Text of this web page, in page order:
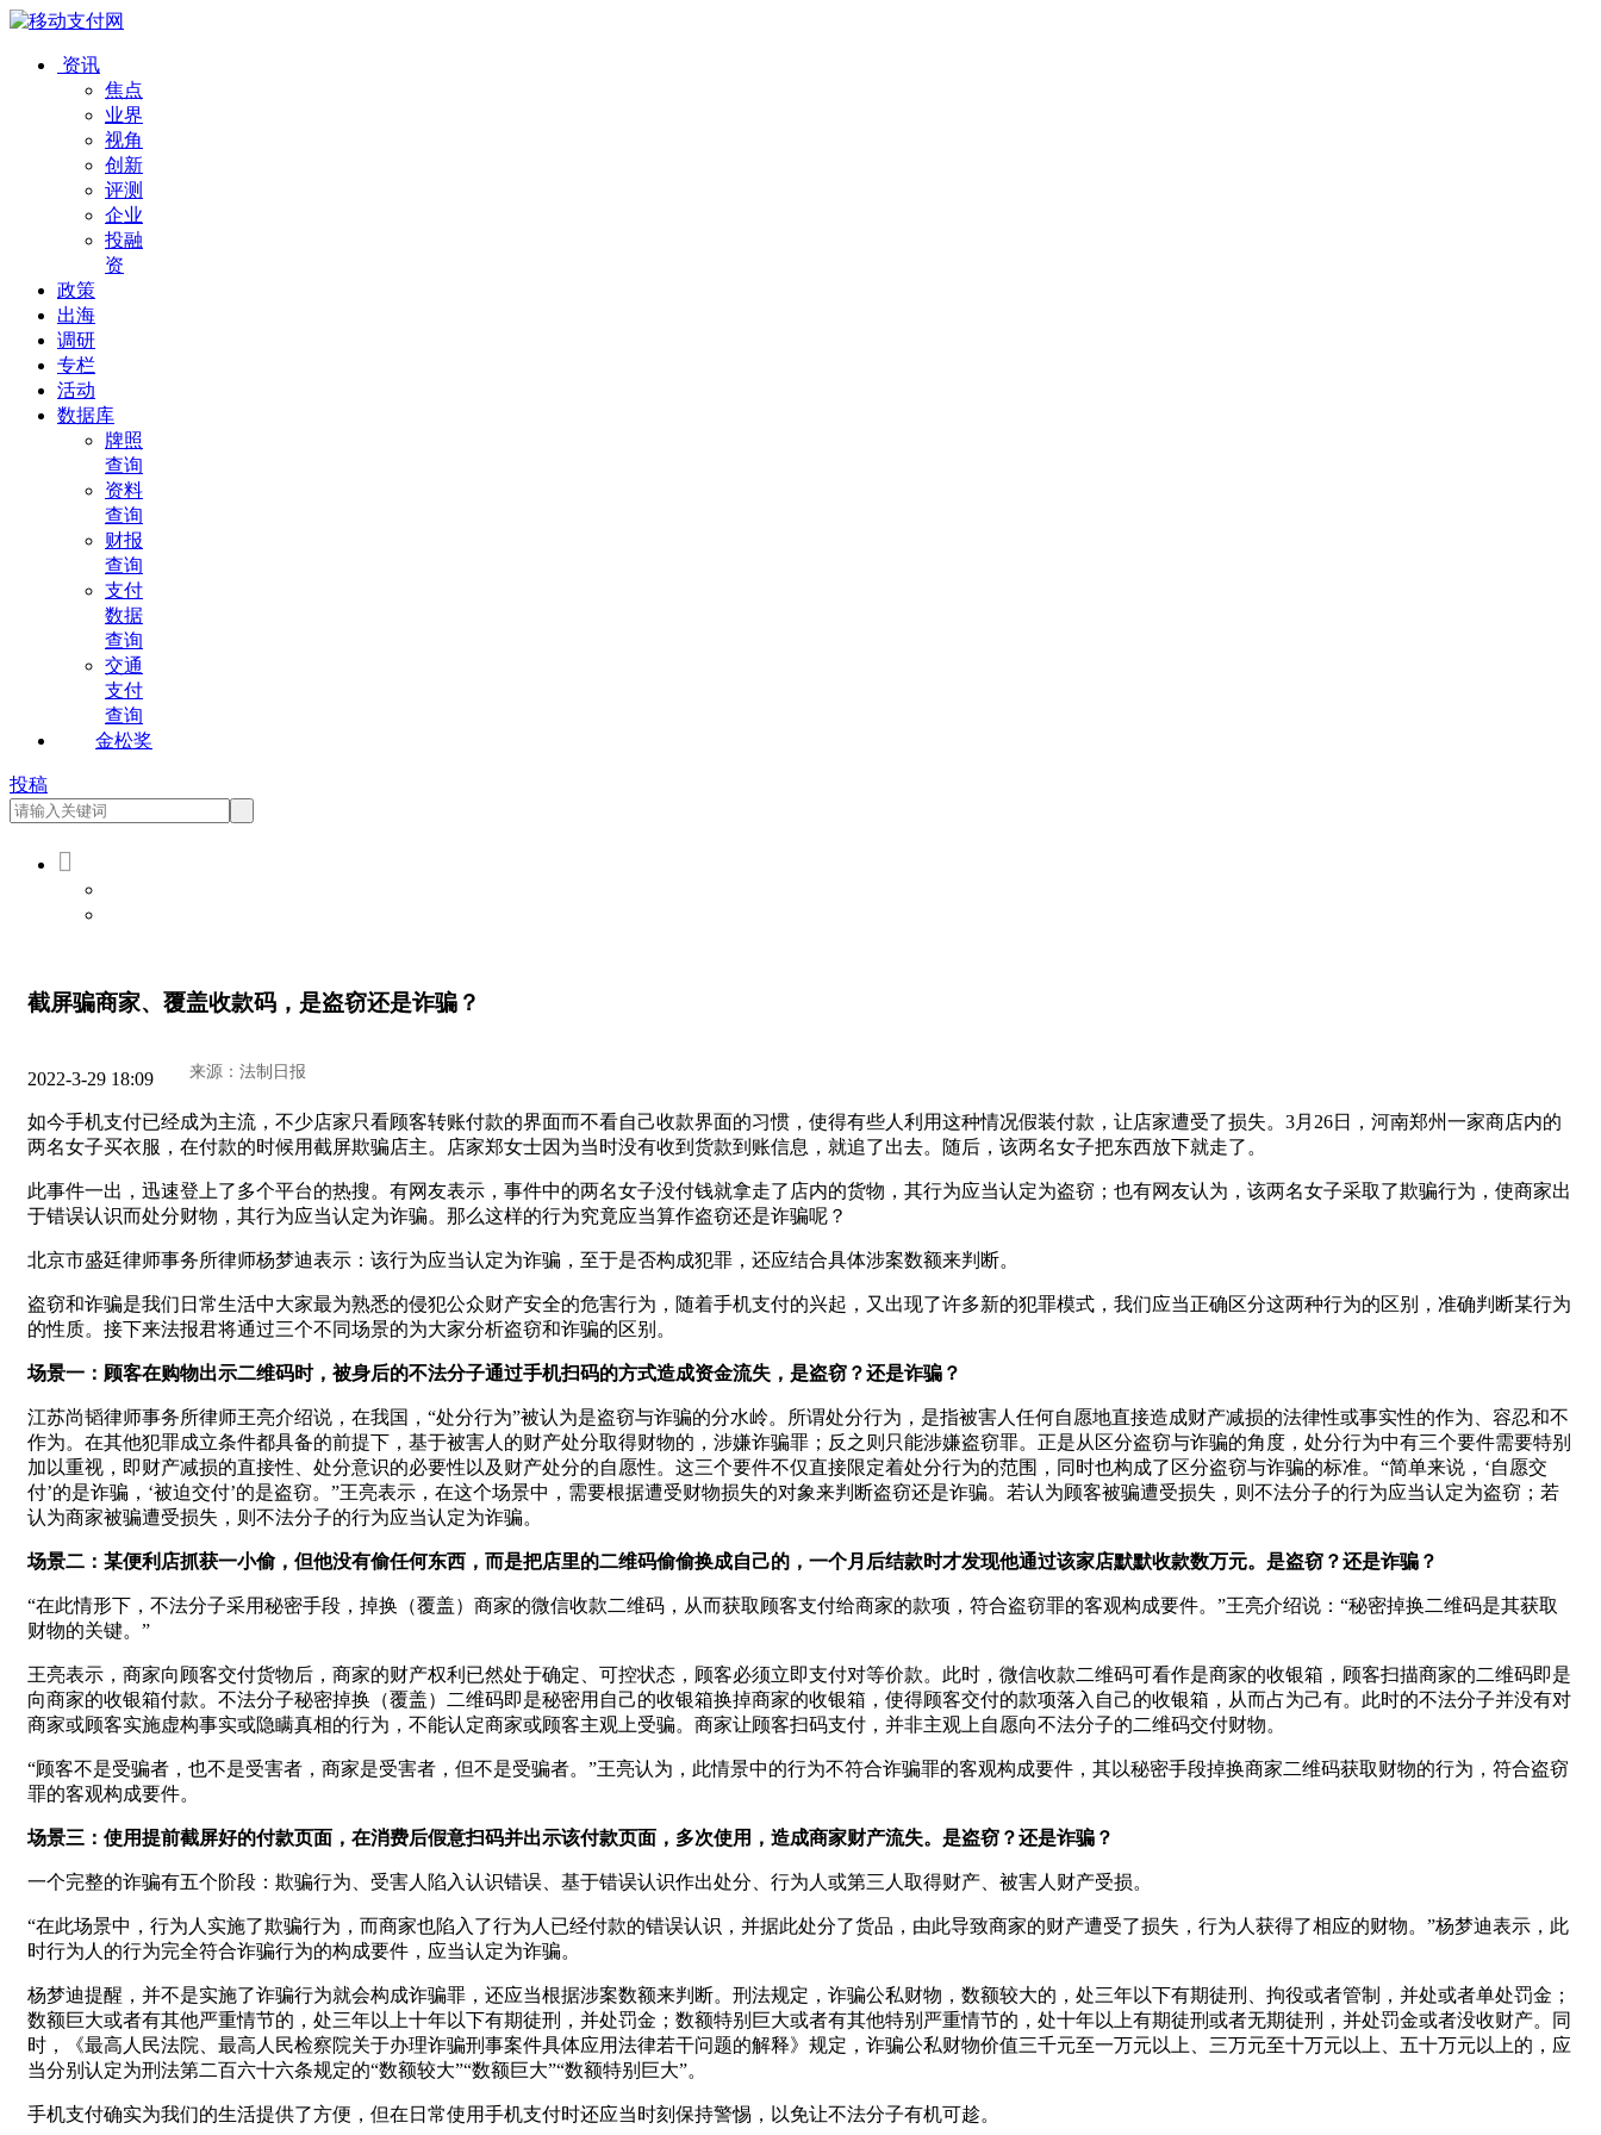
资讯
焦点
业界
视角
创新
评测
企业
投融
资
政策
出海
调研
专栏
活动
数据库
牌照
查询
资料
查询
财报
查询
支付
数据
查询
交通
支付
查询
金松奖
投稿

截屏骗商家、覆盖收款码，是盗窃还是诈骗？
2022-3-29 18:09
如今手机支付已经成为主流，不少店家只看顾客转账付款的界面而不看自己收款界面的习惯，使得有些人利用这种情况假装付款，让店家遭受了损失。3月26日，河南郑州一家商店内的
两名女子买衣服，在付款的时候用截屏欺骗店主。店家郑女士因为当时没有收到货款到账信息，就追了出去。随后，该两名女子把东西放下就走了。
此事件一出，迅速登上了多个平台的热搜。有网友表示，事件中的两名女子没付钱就拿走了店内的货物，其行为应当认定为盗窃；也有网友认为，该两名女子采取了欺骗行为，使商家出
于错误认识而处分财物，其行为应当认定为诈骗。那么这样的行为究竟应当算作盗窃还是诈骗呢？
北京市盛廷律师事务所律师杨梦迪表示：该行为应当认定为诈骗，至于是否构成犯罪，还应结合具体涉案数额来判断。
盗窃和诈骗是我们日常生活中大家最为熟悉的侵犯公众财产安全的危害行为，随着手机支付的兴起，又出现了许多新的犯罪模式，我们应当正确区分这两种行为的区别，准确判断某行为
的性质。接下来法报君将通过三个不同场景的为大家分析盗窃和诈骗的区别。
场景一：顾客在购物出示二维码时，被身后的不法分子通过手机扫码的方式造成资金流失，是盗窃？还是诈骗？
江苏尚韬律师事务所律师王亮介绍说，在我国，“处分行为”被认为是盗窃与诈骗的分水岭。所谓处分行为，是指被害人任何自愿地直接造成财产减损的法律性或事实性的作为、容忍和不
作为。在其他犯罪成立条件都具备的前提下，基于被害人的财产处分取得财物的，涉嫌诈骗罪；反之则只能涉嫌盗窃罪。正是从区分盗窃与诈骗的角度，处分行为中有三个要件需要特别
加以重视，即财产减损的直接性、处分意识的必要性以及财产处分的自愿性。这三个要件不仅直接限定着处分行为的范围，同时也构成了区分盗窃与诈骗的标准。“简单来说，‘自愿交
付’的是诈骗，‘被迫交付’的是盗窃。”王亮表示，在这个场景中，需要根据遭受财物损失的对象来判断盗窃还是诈骗。若认为顾客被骗遭受损失，则不法分子的行为应当认定为盗窃；若
认为商家被骗遭受损失，则不法分子的行为应当认定为诈骗。
场景二：某便利店抓获一小偷，但他没有偷任何东西，而是把店里的二维码偷偷换成自己的，一个月后结款时才发现他通过该家店默默收款数万元。是盗窃？还是诈骗？
“在此情形下，不法分子采用秘密手段，掉换（覆盖）商家的微信收款二维码，从而获取顾客支付给商家的款项，符合盗窃罪的客观构成要件。”王亮介绍说：“秘密掉换二维码是其获取
财物的关键。”
王亮表示，商家向顾客交付货物后，商家的财产权利已然处于确定、可控状态，顾客必须立即支付对等价款。此时，微信收款二维码可看作是商家的收银箱，顾客扫描商家的二维码即是
向商家的收银箱付款。不法分子秘密掉换（覆盖）二维码即是秘密用自己的收银箱换掉商家的收银箱，使得顾客交付的款项落入自己的收银箱，从而占为己有。此时的不法分子并没有对
商家或顾客实施虚构事实或隐瞒真相的行为，不能认定商家或顾客主观上受骗。商家让顾客扫码支付，并非主观上自愿向不法分子的二维码交付财物。
“顾客不是受骗者，也不是受害者，商家是受害者，但不是受骗者。”王亮认为，此情景中的行为不符合诈骗罪的客观构成要件，其以秘密手段掉换商家二维码获取财物的行为，符合盗窃
罪的客观构成要件。
场景三：使用提前截屏好的付款页面，在消费后假意扫码并出示该付款页面，多次使用，造成商家财产流失。是盗窃？还是诈骗？
一个完整的诈骗有五个阶段：欺骗行为、受害人陷入认识错误、基于错误认识作出处分、行为人或第三人取得财产、被害人财产受损。
“在此场景中，行为人实施了欺骗行为，而商家也陷入了行为人已经付款的错误认识，并据此处分了货品，由此导致商家的财产遭受了损失，行为人获得了相应的财物。”杨梦迪表示，此
时行为人的行为完全符合诈骗行为的构成要件，应当认定为诈骗。
杨梦迪提醒，并不是实施了诈骗行为就会构成诈骗罪，还应当根据涉案数额来判断。刑法规定，诈骗公私财物，数额较大的，处三年以下有期徒刑、拘役或者管制，并处或者单处罚金；
数额巨大或者有其他严重情节的，处三年以上十年以下有期徒刑，并处罚金；数额特别巨大或者有其他特别严重情节的，处十年以上有期徒刑或者无期徒刑，并处罚金或者没收财产。同
时，《最高人民法院、最高人民检察院关于办理诈骗刑事案件具体应用法律若干问题的解释》规定，诈骗公私财物价值三千元至一万元以上、三万元至十万元以上、五十万元以上的，应
当分别认定为刑法第二百六十六条规定的“数额较大”“数额巨大”“数额特别巨大”。
手机支付确实为我们的生活提供了方便，但在日常使用手机支付时还应当时刻保持警惕，以免让不法分子有机可趁。